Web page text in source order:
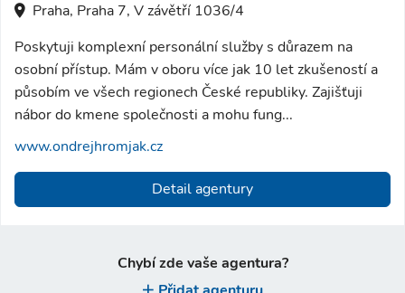
Praha, Praha 7, V závětří 1036/4
Poskytuji komplexní personální služby s důrazem na
osobní přístup. Mám v oboru více jak 10 let zkušeností a
působím ve všech regionech České republiky. Zajišťuji
nábor do kmene společnosti a mohu fung...
www.ondrejhromjak.cz
Detail agentury
Chybí zde vaše agentura?